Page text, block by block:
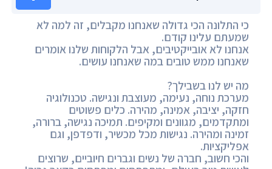
כי התלונה הכי גדולה שאנחנו מקבלים, זה למה לא
שמעתם עלינו קודם.
אנחנו לא אובייקטיבים, אבל הלקוחות שלנו אומרים
שאנחנו ממש טובים במה שאנחנו עושים.
מה יש לנו בשבילך?
מערכת נוחה, נעימה, מעוצבת ונגישה. טכנולוגיה
חזקה, יציבה, אמינה, מהירה. כלים פשוטים
ומתקדמים, מגוונים ומקיפים. תמיכה נגישה, ברורה,
זמינה ומהירה. נגישות מכל מכשיר, ודפדפן, וגם
אפליקציות.
והכי חשוב, חברה של נשים וגברים חיוביים, שרוצים